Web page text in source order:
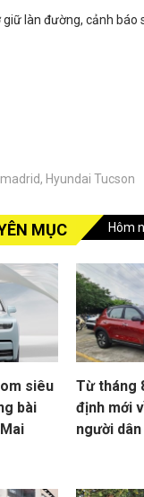
làn đường, cảnh báo
, Hyundai Tucson
MỤC Hôm
siêu
bài
Từ tháng
định mới
người